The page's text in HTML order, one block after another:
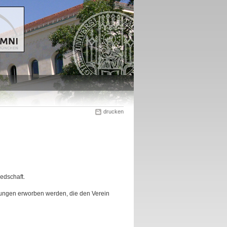
drucken
erworben werden, die den Verein